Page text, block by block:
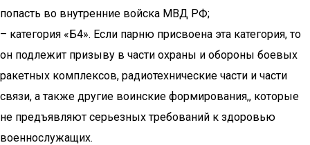
попасть во внутренние войска МВД РФ;
– категория «Б4». Если парню присвоена эта категория, то
он подлежит призыву в части охраны и обороны боевых
ракетных комплексов, радиотехнические части и части
связи, а также другие воинские формирования,, которые
не предъявляют серьезных требований к здоровью
военнослужащих.